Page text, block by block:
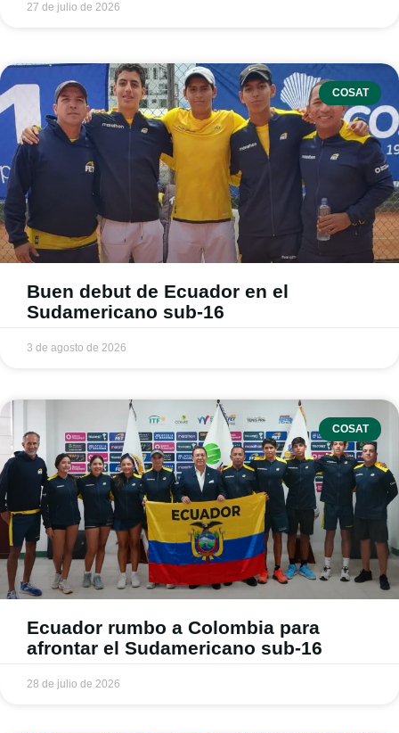
27 de julio de 2026
COSAT
Buen debut de Ecuador en el
Sudamericano sub-16
3 de agosto de 2026
COSAT
Ecuador rumbo a Colombia para
afrontar el Sudamericano sub-16
28 de julio de 2026